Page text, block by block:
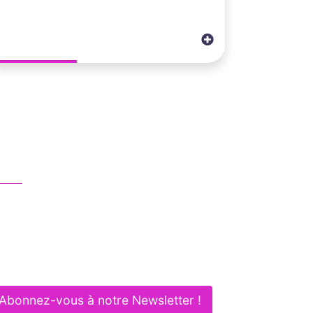
Abonnez-vous à notre Newsletter !